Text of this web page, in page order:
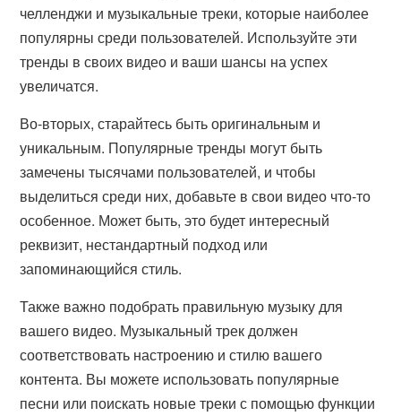
челленджи и музыкальные треки, которые наиболее
популярны среди пользователей. Используйте эти
тренды в своих видео и ваши шансы на успех
увеличатся.
Во-вторых, старайтесь быть оригинальным и
уникальным. Популярные тренды могут быть
замечены тысячами пользователей, и чтобы
выделиться среди них, добавьте в свои видео что-то
особенное. Может быть, это будет интересный
реквизит, нестандартный подход или
запоминающийся стиль.
Также важно подобрать правильную музыку для
вашего видео. Музыкальный трек должен
соответствовать настроению и стилю вашего
контента. Вы можете использовать популярные
песни или поискать новые треки с помощью функции